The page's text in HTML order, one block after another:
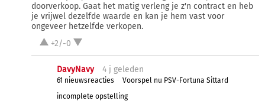
doorverkoop. Gaat het matig verleng je z'n contract en heb
je vrijwel dezelfde waarde en kan je hem vast voor
ongeveer hetzelfde verkopen.
+2/-0
DavyNavy 4 j geleden
61 nieuwsreacties
Voorspel nu PSV-Fortuna Sittard
incomplete opstelling